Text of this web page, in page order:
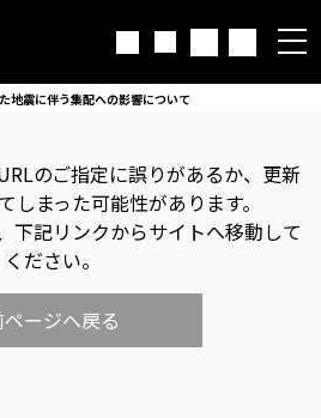
地震に伴う集配への影響について
のご指定に誤りがあるか、更新
しまった可能性があります。
下記リンクからサイトへ移動して
ください。
ページへ戻る